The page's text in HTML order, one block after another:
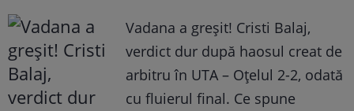
Vadana a greșit! Cristi Balaj,
verdict dur după haosul creat de
arbitru în UTA – Oțelul 2-2, odată
cu fluierul final. Ce spune